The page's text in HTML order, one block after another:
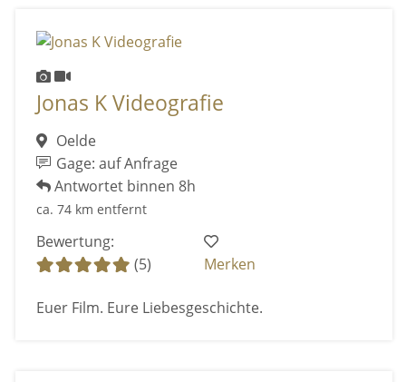
Jonas K Videografie
Oelde
Gage: auf Anfrage
Antwortet binnen 8h
ca. 74 km entfernt
Bewertung:
(5)
Merken
Euer Film. Eure Liebesgeschichte.